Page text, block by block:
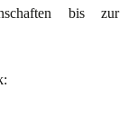
bis zur